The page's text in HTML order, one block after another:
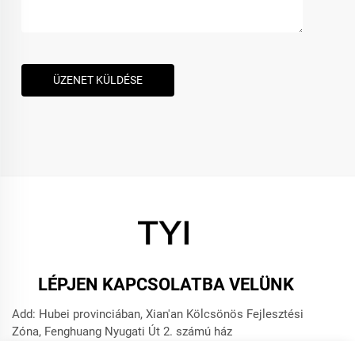
ÜZENET KÜLDÉSE
LÉPJEN KAPCSOLATBA VELÜNK
Add: Hubei provinciában, Xian'an Kölcsönös Fejlesztési
Zóna, Fenghuang Nyugati Út 2. számú ház